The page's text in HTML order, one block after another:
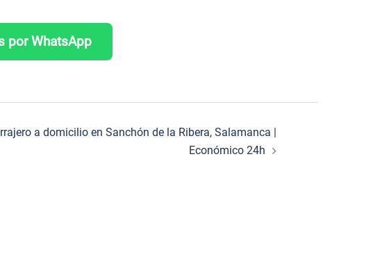
por WhatsApp
a domicilio en Sanchón de la Ribera, Salamanca |
Económico 24h